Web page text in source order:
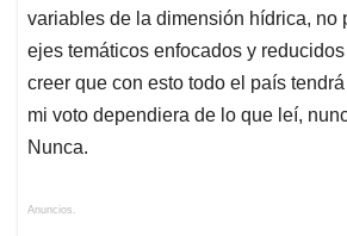
variables de la dimensión hídrica, no
ejes temáticos enfocados y
creer que con esto todo el país
mi voto dependiera de lo que leí,
Nunca.
Anuncios.